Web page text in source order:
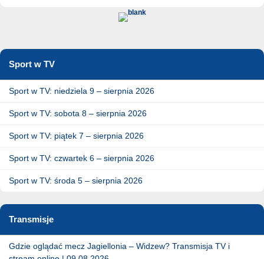
Sport w TV
Sport w TV: niedziela 9 – sierpnia 2026
Sport w TV: sobota 8 – sierpnia 2026
Sport w TV: piątek 7 – sierpnia 2026
Sport w TV: czwartek 6 – sierpnia 2026
Sport w TV: środa 5 – sierpnia 2026
Transmisje
Gdzie oglądać mecz Jagiellonia – Widzew? Transmisja TV i